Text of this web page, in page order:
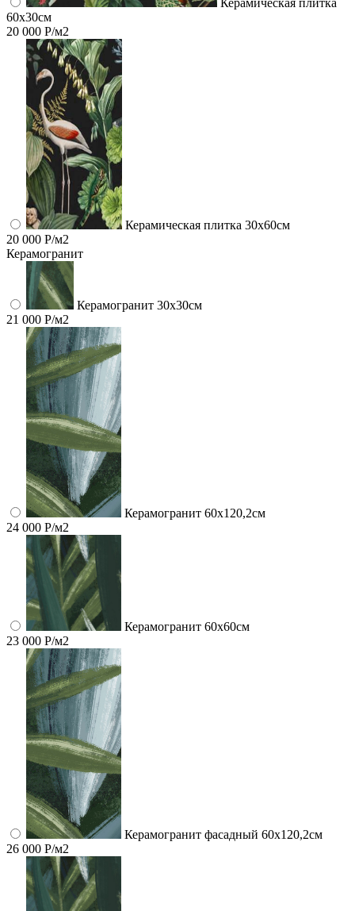
60x30см
20 000 Р/м2
Керамическая плитка 30x60см
20 000 Р/м2
Керамогранит
Керамогранит 30х30см
21 000 Р/м2
Керамогранит 60x120,2см
24 000 Р/м2
Керамогранит 60x60см
23 000 Р/м2
Керамогранит фасадный 60x120,2см
26 000 Р/м2